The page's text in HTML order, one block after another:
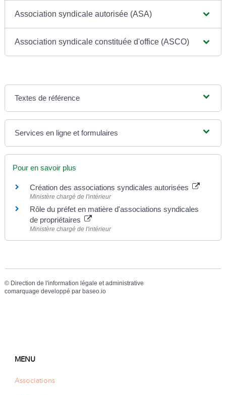
Association syndicale autorisée (ASA)
Association syndicale constituée d'office (ASCO)
Textes de référence
Services en ligne et formulaires
Pour en savoir plus
Création des associations syndicales autorisées
Ministère chargé de l'intérieur
Rôle du préfet en matière d'associations syndicales
de propriétaires
Ministère chargé de l'intérieur
© Direction de l'information légale et administrative
comarquage developpé par baseo.io
MENU
Associations